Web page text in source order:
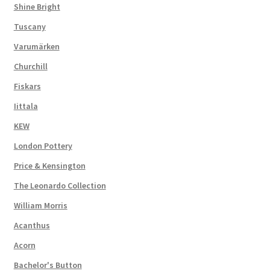
Shine Bright
Tuscany
Varumärken
Churchill
Fiskars
Iittala
KEW
London Pottery
Price & Kensington
The Leonardo Collection
William Morris
Acanthus
Acorn
Bachelor's Button